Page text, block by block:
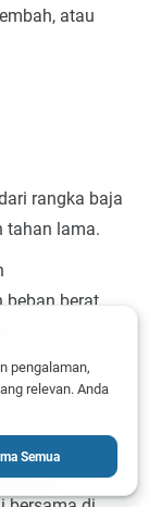
atau
rangka baja
tahan lama.
beban berat
mana
pengalaman,
relevan. Anda
Semua